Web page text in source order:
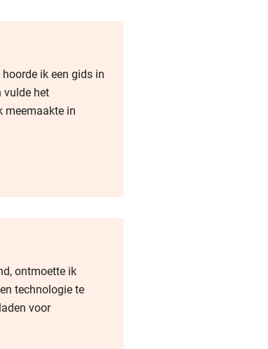
ik een gids in
vulde het
meemaakte in
ontmoette ik
​​technologie te
voor